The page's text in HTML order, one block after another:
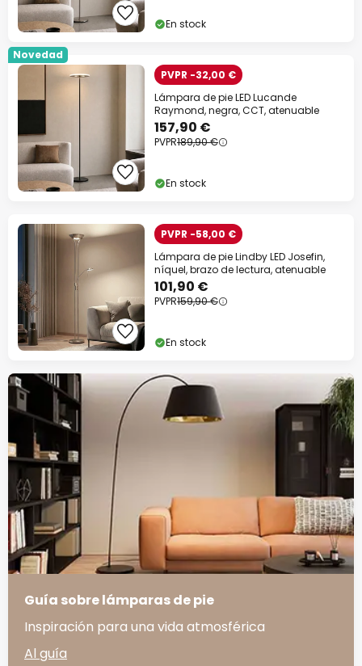
En stock
Novedad
PVPR -32,00 €
Lámpara de pie LED Lucande
Raymond, negra, CCT, atenuable
157,90 €
PVPR189,90 €
En stock
PVPR -58,00 €
Lámpara de pie Lindby LED Josefin,
níquel, brazo de lectura, atenuable
101,90 €
PVPR159,90 €
En stock
Guía sobre lámparas de pie
Inspiración para una vida atmosférica
Al guía
en casi todo*
Ahorra ahora
*Marcas excluidas